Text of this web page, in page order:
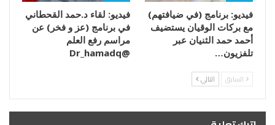
فيديو: برنامج (في ضيافتهم)
مع بركات الوقيان يستضيف
أحمد حمد الثنيان عبر
تلفزيون…
فيديو: لقاء د.حمد القحطاني
في برنامج (عز و فخر) عن
مراسم رفع العلم
@Dr_hamadq
السابق التالي